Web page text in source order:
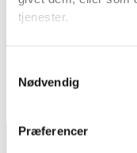
tjenester.
Nødvendig
Præferencer
Dette felt er skjult, når